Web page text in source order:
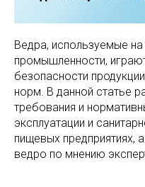
Ведра, используемые
промышленности,
безопасности
норм. В данной статье
требования и
эксплуатации и
пищевых
ведро по мнению